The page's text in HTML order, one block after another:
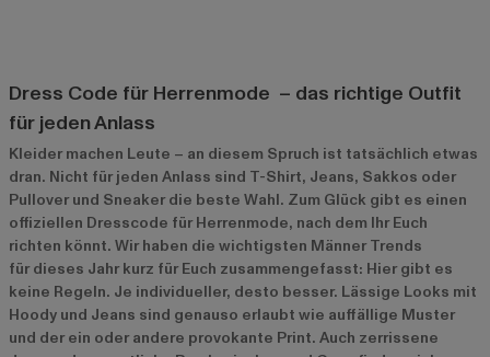
Dress Code für Herrenmode – das richtige Outfit
für jeden Anlass
Kleider machen Leute – an diesem Spruch ist tatsächlich etwas
dran. Nicht für jeden Anlass sind T-Shirt, Jeans, Sakkos oder
Pullover und Sneaker die beste Wahl. Zum Glück gibt es einen
offiziellen Dresscode für Herrenmode, nach dem Ihr Euch
richten könnt. Wir haben die wichtigsten Männer Trends
für dieses Jahr kurz für Euch zusammengefasst: Hier gibt es
keine Regeln. Je individueller, desto besser. Lässige Looks mit
Hoody und Jeans sind genauso erlaubt wie auffällige Muster
und der ein oder andere provokante Print. Auch zerrissene